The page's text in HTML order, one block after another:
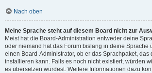
Nach oben
Meine Sprache steht auf diesem Board nicht zur
Meist hat die Board-Administration entweder deine
oder niemand hat das Forum bislang in deine Sprache
einen Board-Administrator, ob er das Sprachpaket, das
installieren kann. Falls es noch nicht existiert, würden
es übersetzen würdest. Weitere Informationen dazu